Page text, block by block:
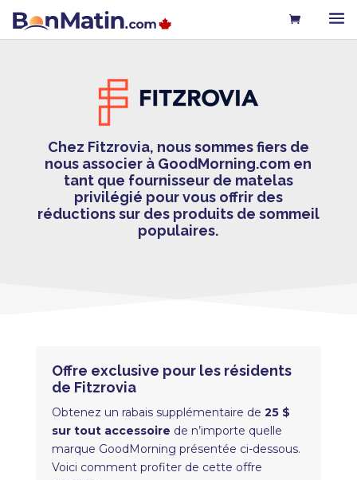
Chez Fitzrovia, nous sommes fiers de
nous associer à GoodMorning.com en
tant que fournisseur de matelas
privilégié pour vous offrir des
réductions sur des produits de sommeil
populaires.
Offre exclusive pour les résidents
de Fitzrovia
Obtenez un rabais supplémentaire de 25 $
sur tout accessoire de n’importe quelle
marque GoodMorning présentée ci-dessous.
Voici comment profiter de cette offre